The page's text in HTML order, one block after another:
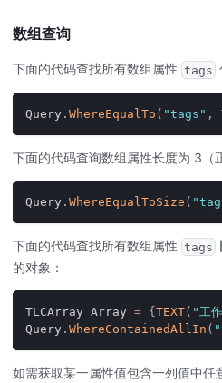
数组查询
下面的代码查找所有数组属性 tags
Query . WhereEqualTo ( "tags" ,
下面的代码查询数组属性长度为 3（
Query . WhereEqualToSize (
下面的代码查找所有数组属性 tags
的对象：
TLCArray Array = {TEXT( "工
Query . WhereContainedAllIn (
如需获取某一属性值包含一列值中任